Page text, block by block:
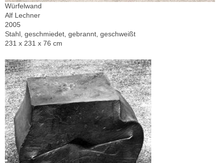
Würfelwand
Alf Lechner
2005
Stahl, geschmiedet, gebrannt, geschweißt
231 x 231 x 76 cm